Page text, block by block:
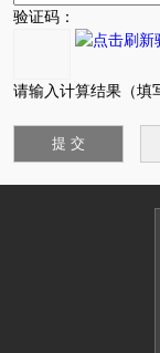
验证码：
请输入计算结果（填